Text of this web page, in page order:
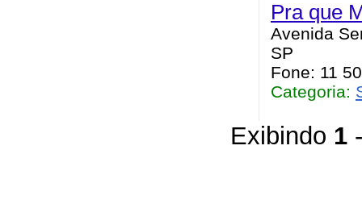
Pra que
Avenida
SP
Fone: 11
Categoria:
Exibindo 1